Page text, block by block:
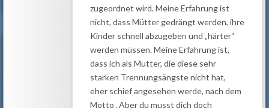
zugeordnet wird. Meine Erfahrung ist
nicht, dass Mütter gedrängt werden, ihre
Kinder schnell abzugeben und „härter“
werden müssen. Meine Erfahrung ist,
dass ich als Mutter, die diese sehr
starken Trennungsängste nicht hat,
eher schief angesehen werde, nach dem
Motto „Aber du musst dich doch